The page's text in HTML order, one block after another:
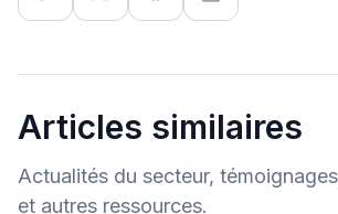
Articles similaires
Actualités du secteur,
et autres ressources.